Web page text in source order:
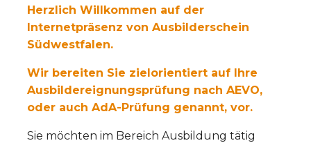
Herzlich Willkommen auf der
Internetpräsenz von Ausbilderschein
Südwestfalen.
Wir bereiten Sie zielorientiert auf Ihre
Ausbildereignungsprüfung nach AEVO,
oder auch AdA-Prüfung genannt, vor.
Sie möchten im Bereich Ausbildung tätig